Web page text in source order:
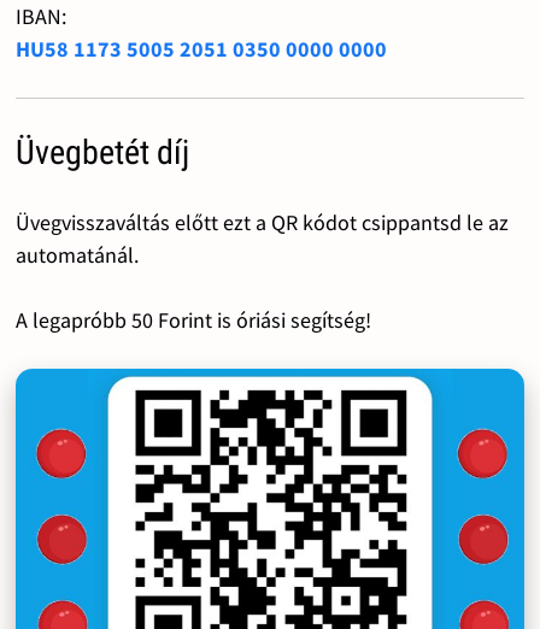
IBAN:
HU58 1173 5005 2051 0350 0000 0000
Üvegbetét díj
Üvegvisszaváltás előtt ezt a QR kódot csippantsd le az
automatánál.
A legapróbb 50 Forint is óriási segítség!